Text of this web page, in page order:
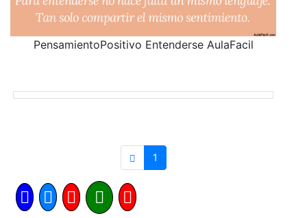
PensamientoPositivo Entenderse AulaFacil
1